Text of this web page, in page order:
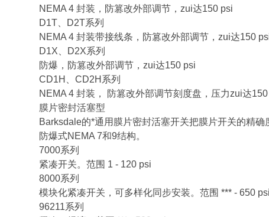
NEMA 4 封装，防篡改外部调节，zui达150 psi
D1T、D2T系列
NEMA 4 封装带接线条，防篡改外部调节，zui达150
D1X、D2X系列
防爆，防篡改外部调节，zui达150 psi
CD1H、CD2H系列
NEMA 4 封装， 防篡改外部调节刻度盘，压力zui达
膜片密封活塞型
Barksdale的*通用膜片密封活塞开关把膜片开关的精
防爆式NEMA 7和9结构。
7000系列
紧凑开关。范围 1 - 120 psi
8000系列
模块化紧凑开关，可多样化同步安装。范围 *** - 650 psi
96211系列